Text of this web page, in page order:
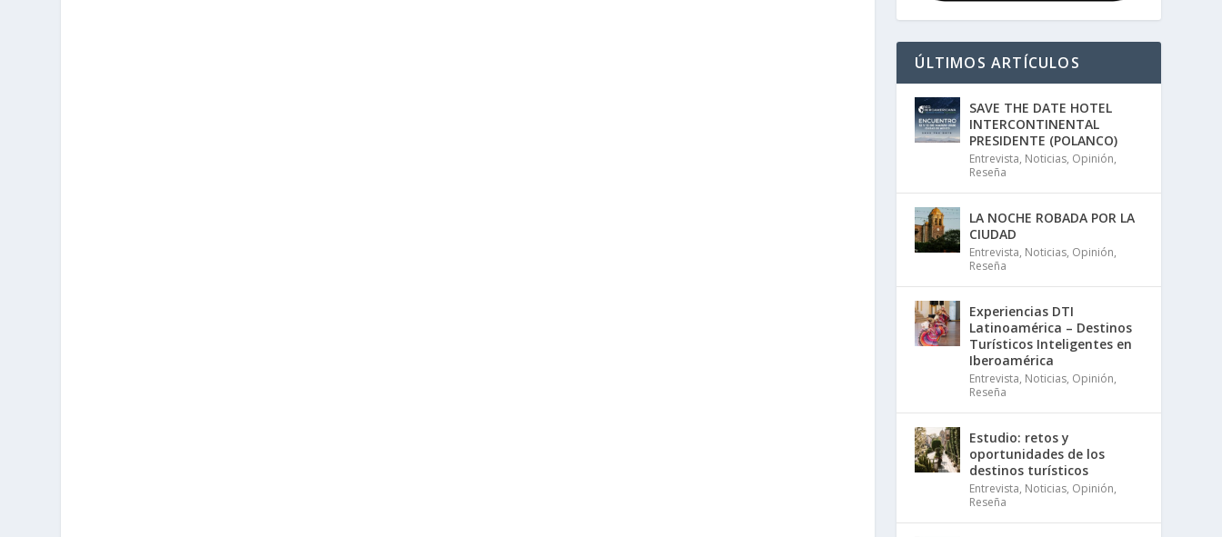
ÚLTIMOS ARTÍCULOS
SAVE THE DATE HOTEL
INTERCONTINENTAL
PRESIDENTE (POLANCO)
Entrevista, Noticias, Opinión,
Reseña
LA NOCHE ROBADA POR LA
CIUDAD
Entrevista, Noticias, Opinión,
Reseña
Experiencias DTI
Latinoamérica – Destinos
Turísticos Inteligentes en
Iberoamérica
Entrevista, Noticias, Opinión,
Reseña
Estudio: retos y
oportunidades de los
destinos turísticos
Entrevista, Noticias, Opinión,
Reseña